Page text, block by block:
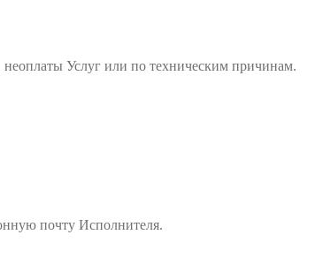
Услуг или по техническим причинам.
почту Исполнителя.